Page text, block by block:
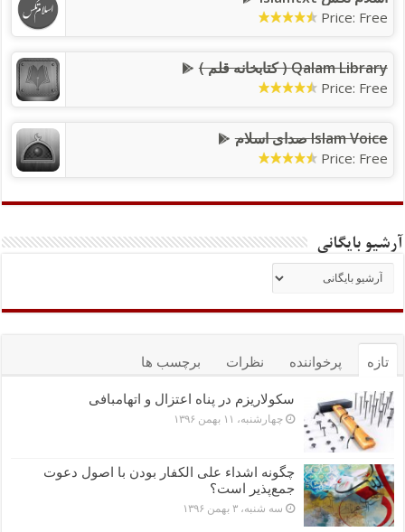
Price: Free
Qalam Library ( کتابخانه قلم )
Price: Free
Islam Voice صدای اسلام
Price: Free
آرشیو بایگانی
تازه پرخواننده نظرات برچسب ها
سکولاریزم در پناه اعتزال و اتهام‎بافی
چهارشنبه، ۱۱ بهمن ۱۳۹۶
چگونه اشداء علی الکفار بودن با اصول دعوت
جمع‌پذیر است؟
سه شنبه، ۳ بهمن ۱۳۹۶